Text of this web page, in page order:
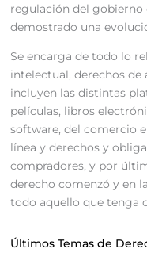
regulación del gobierno
demostrado una
Se encarga de todo lo
intelectual, derechos
incluyen las distintas
películas, libros
software, del comercio
línea y derechos y
compradores, y por
derecho comenzó y en
todo aquello que tenga
Últimos Temas de